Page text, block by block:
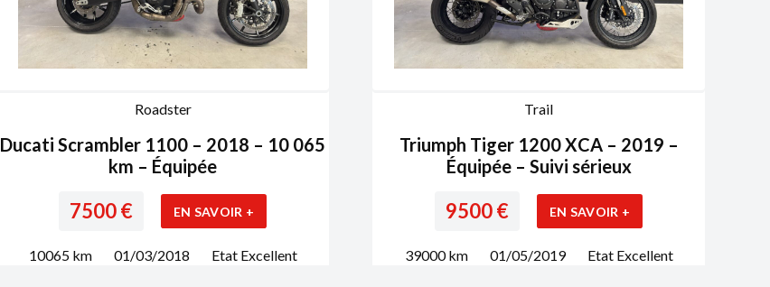
Roadster
Ducati Scrambler 1100 – 2018 – 10 065
km – Équipée
7500€ EN SAVOIR +
10065km 01/03/2018 Etat Excellent
Trail
Triumph Tiger 1200 XCA – 2019 –
Équipée – Suivi sérieux
9500€ EN SAVOIR +
39000km 01/05/2019 Etat Excellent